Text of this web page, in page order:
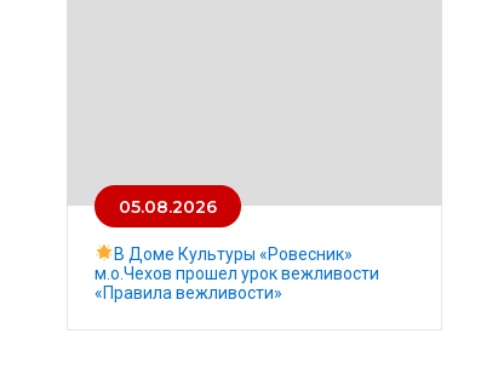
05.08.2026
В Доме Культуры «Ровесник»
м.о.Чехов прошел урок вежливости
«Правила вежливости»